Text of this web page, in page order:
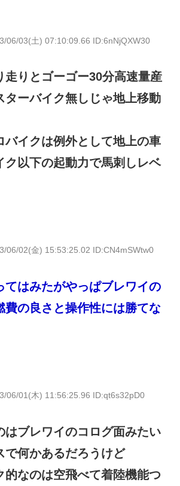
06/03(土) 07:10:09.66 ID:6nNjQXW30
走りとゴーゴー30分高速量産
ターバイク無しじゃ地上移動
バイクは例外として地上の車
ク以下の起動力で馬刺しレベ
06/02(金) 15:53:25.02 ID:CN4mSWtw0
てはみたがやっぱブレワイの
費の良さと操作性には勝てな
06/01(木) 11:56:25.96 ID:qt6s32pD0
はブレワイのコログ面みたい
で何かあるだろうけど
的なのは空飛べて着陸機能つ